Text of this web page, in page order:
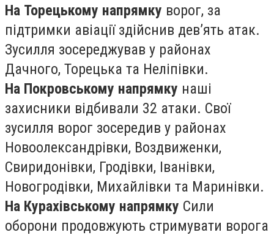
На Торецькому напрямку ворог, за
підтримки авіації здійснив дев’ять атак.
Зусилля зосереджував у районах
Дачного, Торецька та Неліпівки.
На Покровському напрямку наші
захисники відбивали 32 атаки. Свої
зусилля ворог зосередив у районах
Новоолександрівки, Воздвиженки,
Свиридонівки, Гродівки, Іванівки,
Новогродівки, Михайлівки та Маринівки.
На Курахівському напрямку Сили
оборони продовжують стримувати ворога